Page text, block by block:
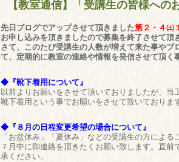
【教室通信】「受講生の皆様への
先日ブログでアップさせて頂きました第２・４㈯
お申し込みを頂きましたので募集を終了させて頂
さて、このたび受講生の人数が増えて来た事や
て、定期的に教室の連絡や情報を発信させて頂く
◆『靴下着用について』
以前よりお願いをさせて頂いておりましたが、
靴下着用という事でお願いをさせて致いておりま
◆『８月の日程変更希望の場合について』
「お盆休み」「夏休み」などの受講生の方によ
７月中に御連絡を頂きたくお願い致します。直
承ください。